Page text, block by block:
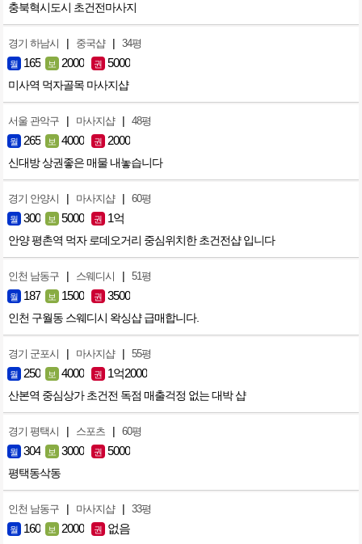
충북혁시도시 초건전마사지
경기 하남시 | 중국샵 | 34평
월 165 보 2000 권 5000
미사역 먹자골목 마사지샵
서울 관악구 | 마사지샵 | 48평
월 265 보 4000 권 2000
신대방 상권좋은 매물 내놓습니다
경기 안양시 | 마사지샵 | 60평
월 300 보 5000 권 1억
안양 평촌역 먹자 로데오거리 중심위치한 초건전샵 입니다
인천 남동구 | 스웨디시 | 51평
월 187 보 1500 권 3500
인천 구월동 스웨디시 왁싱샵 급매합니다.
경기 군포시 | 마사지샵 | 55평
월 250 보 4000 권 1억2000
산본역 중심상가 초건전 독점 매출걱정 없는 대박 샵
경기 평택시 | 스포츠 | 60평
월 304 보 3000 권 5000
평택동삭동
인천 남동구 | 마사지샵 | 33평
월 160 보 2000 권 없음